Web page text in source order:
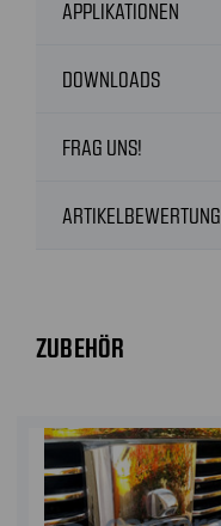
APPLIKATIONEN
DOWNLOADS
FRAG UNS!
ZUBEHÖR